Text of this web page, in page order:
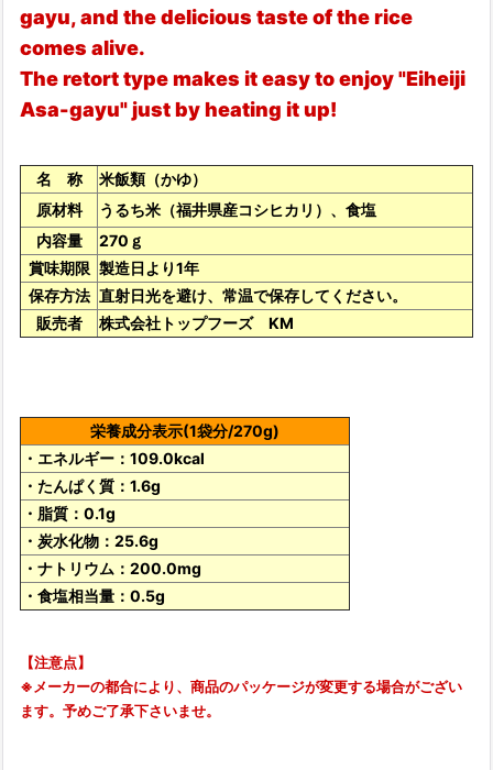
gayu, and the delicious taste of the rice
comes alive.
The retort type makes it easy to enjoy "Eiheiji
Asa-gayu" just by heating it up!
名 称
米飯類（かゆ）
原材料
うるち米（福井県産コシヒカリ）、食塩
内容量
270ｇ
賞味期限 製造日より1年
保存方法 直射日光を避け、常温で保存してください。
販売者
株式会社トップフーズ KM
栄養成分表示(1袋分/270g)
・エネルギー：109.0kcal
・たんぱく質：1.6g
・脂質：0.1g
・炭水化物：25.6g
・ナトリウム：200.0mg
・食塩相当量：0.5g
【注意点】
※メーカーの都合により、商品のパッケージが変更する場合がござい
ます。予めご了承下さいませ。